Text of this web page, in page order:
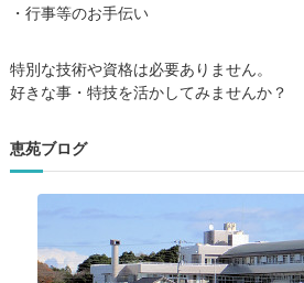
・行事等のお手伝い
特別な技術や資格は必要ありません。
好きな事・特技を活かしてみませんか？
恵苑ブログ